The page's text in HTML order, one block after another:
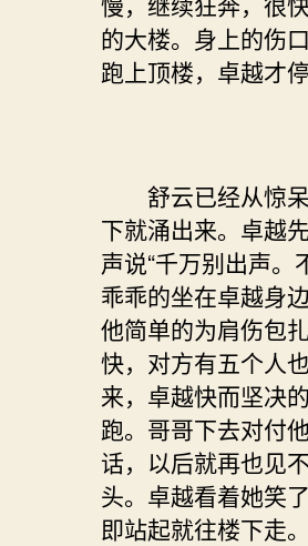
的大楼。身上的伤
跑上顶楼，卓越才
舒云已经从惊呆
下就涌出来。卓越
声说“千万别出声。
乖乖的坐在卓越身
他简单的为肩伤包
快，对方有五个人
来，卓越快而坚决
跑。哥哥下去对付
话，以后就再也见
头。卓越看着她笑
即站起就往楼下走。